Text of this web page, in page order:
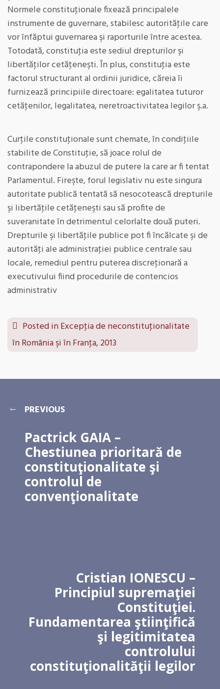
Normele constituţionale fixează principalele
instrumente de guvernare, stabilesc autorităţile care
vor înfăptui guvernarea şi raporturile între acestea.
Totodată, constituţia este sediul drepturilor şi
libertăţilor cetăţeneşti. În plus, constituţia este
factorul structurant al ordinii juridice, căreia îi
furnizează principiile directoare: egalitatea tuturor
cetăţenilor, legalitatea, neretroactivitatea legilor ş.a.
Curţile constituţionale sunt chemate, în condiţiile
stabilite de Constituţie, să joace rolul de
contrapondere la abuzul de putere la care ar fi tentat
Parlamentul. Fireşte, forul legislativ nu este singura
autoritate publică tentată să nesocotească drepturile
şi libertăţile cetăţeneşti sau să profite de
suveranitate în detrimentul celorlalte două puteri.
Drepturile şi libertăţile publice pot fi încălcate şi de
autorităţi ale administraţiei publice centrale sau
locale, remediul pentru puterea discreţionară a
executivului fiind procedurile de contencios
administrativ
Posted inExcepţia de neconstituţionalitate
în România şi în Franţa, 2013
PREVIOUS
Pactrick GAIA –
Chestiunea prioritară de
constituţionalitate şi
controlul de
convenţionalitate
Cristian IONESCU –
Principiul supremaţiei
Constituţiei.
Fundamentarea ştiinţifică
şi legitimitatea
controlului
constituţionalităţii legilor